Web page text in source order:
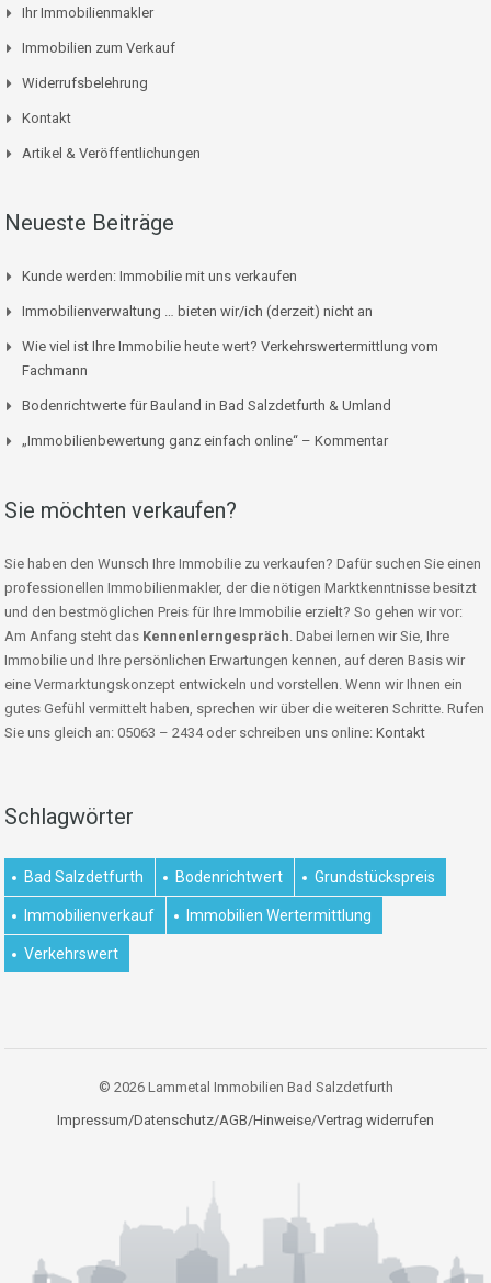
Ihr Immobilienmakler
Immobilien zum Verkauf
Widerrufsbelehrung
Kontakt
Artikel & Veröffentlichungen
Neueste Beiträge
Kunde werden: Immobilie mit uns verkaufen
Immobilienverwaltung … bieten wir/ich (derzeit) nicht an
Wie viel ist Ihre Immobilie heute wert? Verkehrswertermittlung vom
Fachmann
Bodenrichtwerte für Bauland in Bad Salzdetfurth & Umland
„Immobilienbewertung ganz einfach online“ – Kommentar
Sie möchten verkaufen?
Sie haben den Wunsch Ihre Immobilie zu verkaufen? Dafür suchen Sie einen
professionellen Immobilienmakler, der die nötigen Marktkenntnisse besitzt
und den bestmöglichen Preis für Ihre Immobilie erzielt? So gehen wir vor:
Am Anfang steht das Kennenlerngespräch. Dabei lernen wir Sie, Ihre
Immobilie und Ihre persönlichen Erwartungen kennen, auf deren Basis wir
eine Vermarktungskonzept entwickeln und vorstellen. Wenn wir Ihnen ein
gutes Gefühl vermittelt haben, sprechen wir über die weiteren Schritte. Rufen
Sie uns gleich an: 05063 – 2434 oder schreiben uns online: Kontakt
Schlagwörter
Bad Salzdetfurth Bodenrichtwert Grundstückspreis
Immobilienverkauf Immobilien Wertermittlung
Verkehrswert
© 2026 Lammetal Immobilien Bad Salzdetfurth
Impressum/Datenschutz/AGB/Hinweise/Vertrag widerrufen